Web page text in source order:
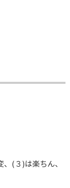
(３)は楽ちん、